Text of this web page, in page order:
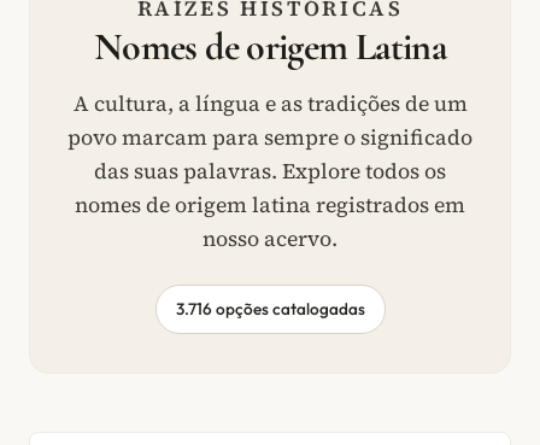
RAÍZES HISTÓRICAS
Nomes de origem Latina
A cultura, a língua e as tradições de um
povo marcam para sempre o significado
das suas palavras. Explore todos os
nomes de origem latina registrados em
nosso acervo.
3.716 opções catalogadas